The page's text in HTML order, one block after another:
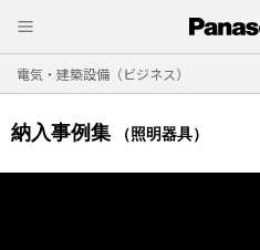
電気・建築設備（ビジネス）
納入事例集 （照明器具）